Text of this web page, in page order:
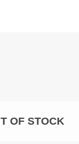
OF STOCK